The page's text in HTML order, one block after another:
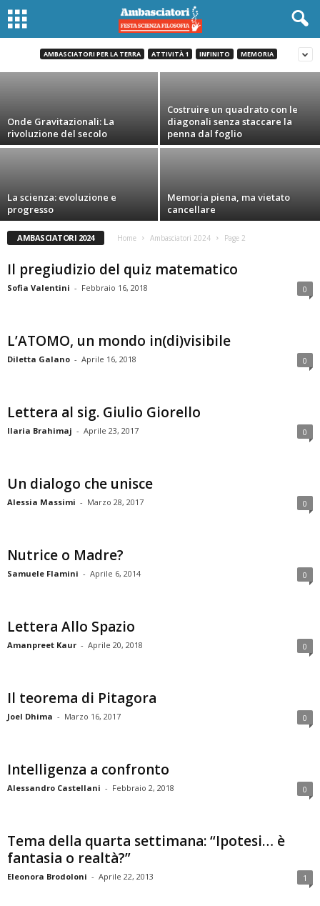
AMBASCIATORI PER LA TERRA ATTIVITÀ 1 INFINITO MEMORIA
LA MEMORIA INVOLONTARIA E IL TEMPO
Giorgia Volpi - Marzo 14, 2018
Onde Gravitazionali: La
rivoluzione del secolo
Costruire un quadrato con le
diagonali senza staccare la
penna dal foglio
La scienza: evoluzione e
progresso
Memoria piena, ma vietato
cancellare
AMBASCIATORI 2024 Home Ambasciatori 2024 Page 2
Il pregiudizio del quiz matematico
Sofia Valentini - Febbraio 16, 2018 0
L’ATOMO, un mondo in(di)visibile
Diletta Galano - Aprile 16, 2018 0
Lettera al sig. Giulio Giorello
Ilaria Brahimaj - Aprile 23, 2017 0
Un dialogo che unisce
Alessia Massimi - Marzo 28, 2017 0
Nutrice o Madre?
Samuele Flamini - Aprile 6, 2014 0
Lettera Allo Spazio
Amanpreet Kaur - Aprile 20, 2018 0
Il teorema di Pitagora
Joel Dhima - Marzo 16, 2017 0
Intelligenza a confronto
Alessandro Castellani - Febbraio 2, 2018 0
Tema della quarta settimana: “Ipotesi… è
fantasia o realtà?”
Eleonora Brodoloni - Aprile 22, 2013 1